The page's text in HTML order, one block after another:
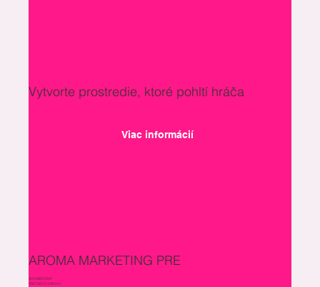
Vytvorte prostredie, ktoré pohltí hráča
Viac informácií
AROMA MARKETING PRE
SHOWROOMY
VŠETKÉHO DRUHU